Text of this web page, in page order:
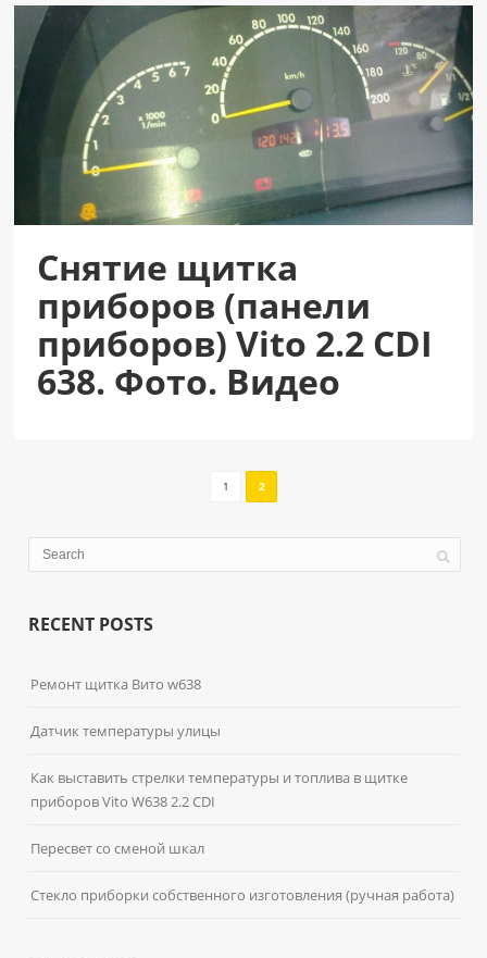
Снятие щитка
приборов (панели
приборов) Vito 2.2 CDI
638. Фото. Видео
1 2
RECENT POSTS
Ремонт щитка Вито w638
Датчик температуры улицы
Как выставить стрелки температуры и топлива в щитке
приборов Vito W638 2.2 CDI
Пересвет со сменой шкал
Стекло приборки собственного изготовления (ручная работа)